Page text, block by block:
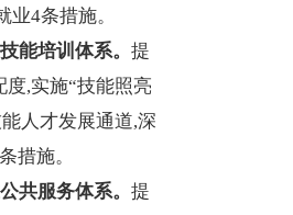
业4条措施。
能培训体系。 提
,实施“技能照亮
人才发展通道,深
措施。
共服务体系。 提